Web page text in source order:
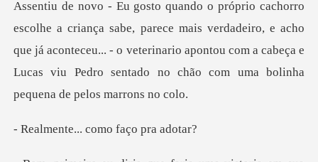
horro
escolhe a criança sabe, parece mais verdadeiro, e acho
que já aconteceu... - o veterinario apo
.. como faço